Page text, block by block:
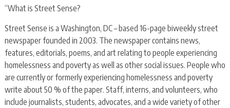
“What is Street Sense?
Street Sense is a Washington, DC – based 16-page biweekly street
newspaper founded in 2003. The newspaper contains news,
features, editorials, poems, and art relating to people experiencing
homelessness and poverty as well as other social issues. People who
are currently or formerly experiencing homelessness and poverty
write about 50 % of the paper. Staff, interns, and volunteers, who
include journalists, students, advocates, and a wide variety of other